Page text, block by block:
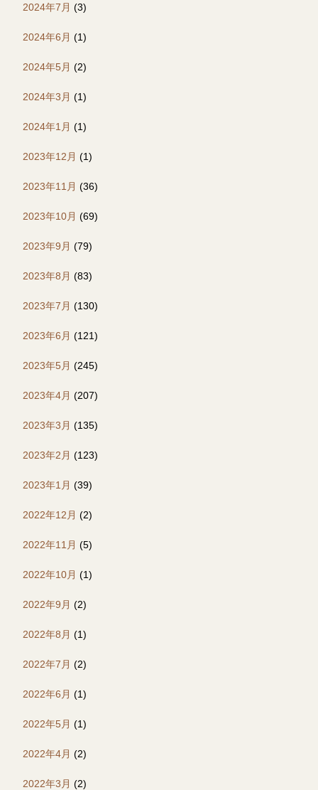
2024年7月 (3)
2024年6月 (1)
2024年5月 (2)
2024年3月 (1)
2024年1月 (1)
2023年12月 (1)
2023年11月 (36)
2023年10月 (69)
2023年9月 (79)
2023年8月 (83)
2023年7月 (130)
2023年6月 (121)
2023年5月 (245)
2023年4月 (207)
2023年3月 (135)
2023年2月 (123)
2023年1月 (39)
2022年12月 (2)
2022年11月 (5)
2022年10月 (1)
2022年9月 (2)
2022年8月 (1)
2022年7月 (2)
2022年6月 (1)
2022年5月 (1)
2022年4月 (2)
2022年3月 (2)